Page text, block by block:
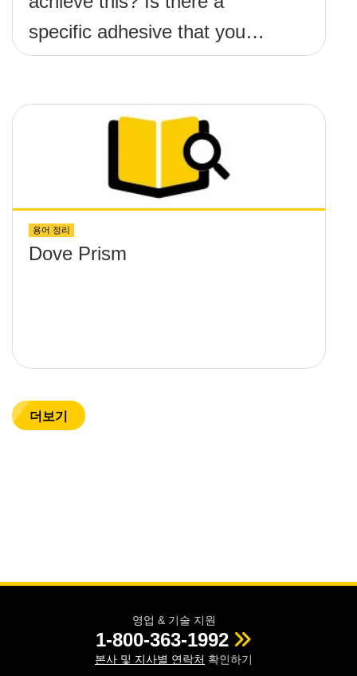
specific adhesive that you
recommend?
용어 정리
Dove Prism
더보기
영업 & 기술 지원
1-800-363-1992
본사 및 지사별 연락처 확인하기